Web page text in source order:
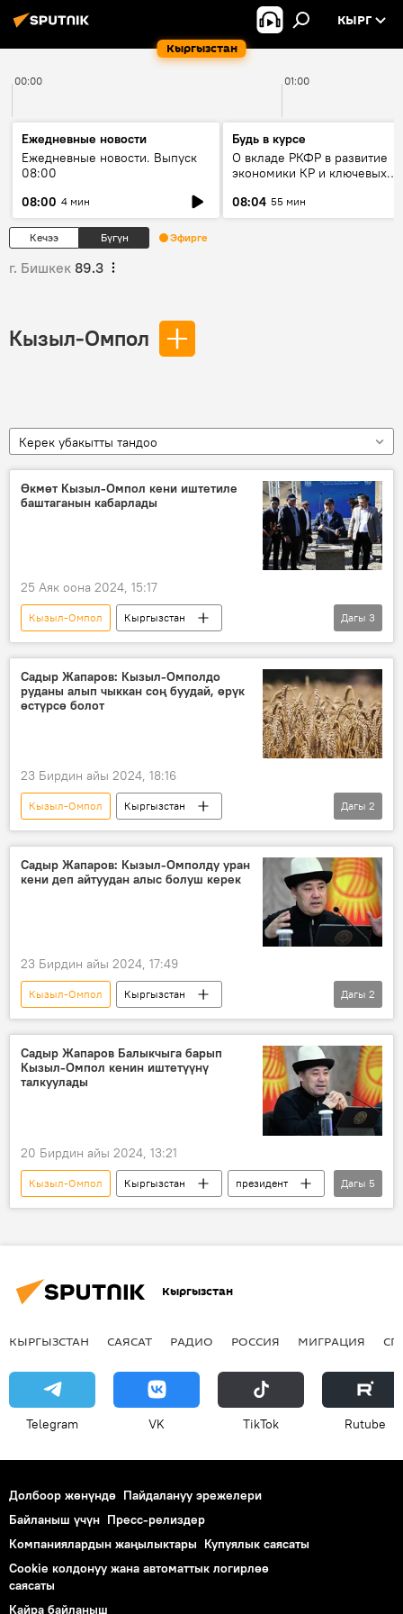
Кыргызстан
КЫРГ
00:00 01:00
Ежедневные новости
Ежедневные новости. Выпуск
08:00
08:00 4 мин
Будь в курсе
О вкладе РКФР в развитие
экономики КР и ключевых
08:04 55 мин
Кечээ Бүгүн Эфирге
г. Бишкек 89.3
Кызыл-Омпол
Керек убакытты тандоо
Өкмөт Кызыл-Омпол кени иштетиле
баштаганын кабарлады
25 Аяк оона 2024, 15:17
Кызыл-Омпол
Кыргызстан
Акылбек Жапаров
уран кен
Дагы 3
Садыр Жапаров: Кызыл-Омполдо
руданы алып чыккан соң буудай, өрүк
өстүрсө болот
23 Бирдин айы 2024, 18:16
Кызыл-Омпол
Кыргызстан
Садыр Жапаров
кен
Дагы 2
Садыр Жапаров: Кызыл-Омполду уран
кени деп айтуудан алыс болуш керек
23 Бирдин айы 2024, 17:49
Кызыл-Омпол
Кыргызстан
Садыр Жапаров
кен
Дагы 2
Садыр Жапаров Балыкчыга барып
Кызыл-Омпол кенин иштетүүнү
талкуулады
20 Бирдин айы 2024, 13:21
Кызыл-Омпол Кыргызстан
президент
Садыр Жапаров
Ысык-Көл
эл
Дагы 5
Кыргызстан
КЫРГЫЗСТАН САЯСАТ РАДИО РОССИЯ МИГРАЦИЯ
Telegram VK ТikТоk Rutube
Долбоор жөнүндө Пайдалануу эрежелери
Байланыш үчүн Пресс-релиздер
Компаниялардын жаңылыктары Купуялык саясаты
Cookie колдонуу жана автоматтык логирлөө
саясаты
Кайра байланыш